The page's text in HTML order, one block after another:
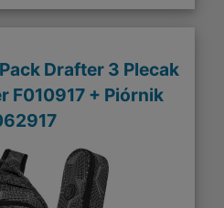
Drafter 3 Plecak
F010917 + Piórnik